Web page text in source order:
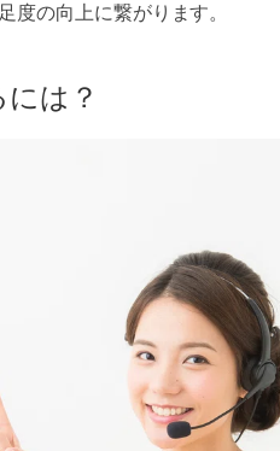
度の向上に繋がります。
は？